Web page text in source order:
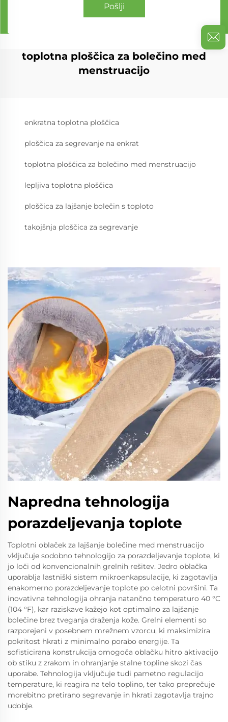
Pošlji
toplotna ploščica za bolečino med
menstruacijo
enkratna toplotna ploščica
ploščica za segrevanje na enkrat
toplotna ploščica za bolečino med menstruacijo
lepljiva toplotna ploščica
ploščica za lajšanje bolečin s toploto
takojšnja ploščica za segrevanje
Napredna tehnologija
porazdeljevanja toplote
Toplotni oblaček za lajšanje bolečine med menstruacijo
vključuje sodobno tehnologijo za porazdeljevanje toplote, ki
jo loči od konvencionalnih grelnih rešitev. Jedro oblačka
uporablja lastniški sistem mikroenkapsulacije, ki zagotavlja
enakomerno porazdeljevanje toplote po celotni površini. Ta
inovativna tehnologija ohranja natančno temperaturo 40 °C
(104 °F), kar raziskave kažejo kot optimalno za lajšanje
bolečine brez tveganja draženja kože. Grelni elementi so
razporejeni v posebnem mrežnem vzorcu, ki maksimizira
pokritost hkrati z minimalno porabo energije. Ta
sofisticirana konstrukcija omogoča oblačku hitro aktivacijo
ob stiku z zrakom in ohranjanje stalne topline skozi čas
uporabe. Tehnologija vključuje tudi pametno regulacijo
temperature, ki reagira na telo toplino, ter tako preprečuje
morebitno pretirano segrevanje in hkrati zagotavlja trajno
udobje.